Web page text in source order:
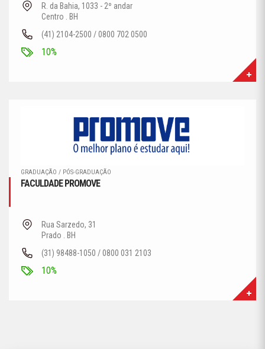
R. da Bahia, 1033 - 2º andar
Centro . BH
(41) 2104-2500 / 0800 702 0500
10%
GRADUAÇÃO / PÓS-GRADUAÇÃO
FACULDADE PROMOVE
Rua Sarzedo, 31
Prado . BH
(31) 98488-1050 / 0800 031 2103
10%